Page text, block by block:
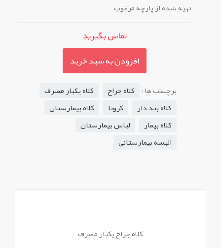
تهیه شده از پارچه مرغوب
تماس بگیرید
افزودن به سبد خرید
برچسب ها : کلاه جراح
کلاه یکبار مصرف
کلاه بند دار
کرونا
کلاه بیمارستان
کلاه بیمار
لباس بیمارستان
البسه بیمارستانی
کلاه جراح یکبار مصرف